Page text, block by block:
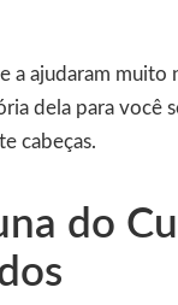
a ajudaram
dela para você
cabeças.
do